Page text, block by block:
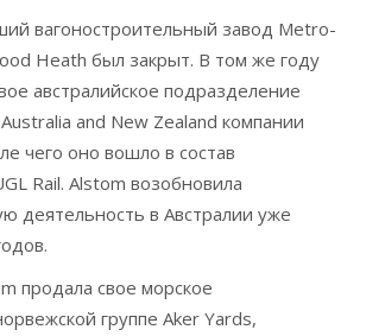
вагоностроительный завод Metro-
Heath был закрыт. В том же году
австралийское подразделение
and New Zealand компании
чего оно вошло в состав
Rail. Alstom возобновила
деятельность в Австралии уже
продала свое морское
группе Aker Yards,